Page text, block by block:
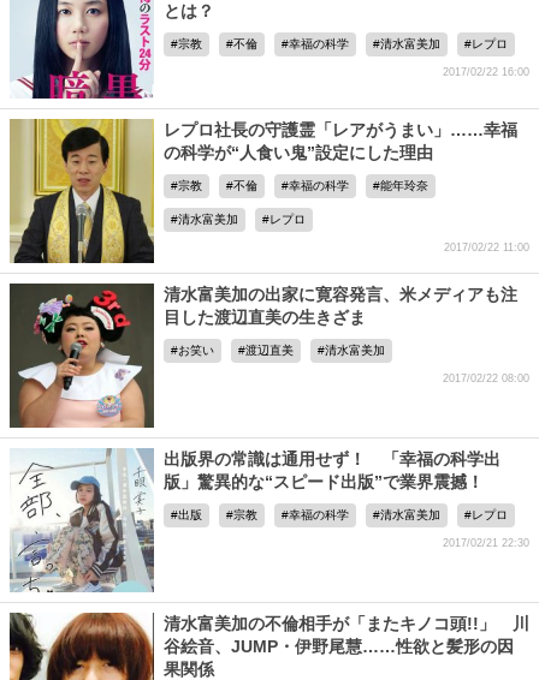
とは？
宗教 不倫 幸福の科学 清水富美加 レプロ
2017/02/22 16:00
レプロ社長の守護霊「レアがうまい」……幸福
の科学が“人食い鬼”設定にした理由
宗教 不倫 幸福の科学 能年玲奈
清水富美加 レプロ
2017/02/22 11:00
清水富美加の出家に寛容発言、米メディアも注
目した渡辺直美の生きざま
お笑い 渡辺直美 清水富美加
2017/02/22 08:00
出版界の常識は通用せず！ 「幸福の科学出
版」驚異的な“スピード出版”で業界震撼！
出版 宗教 幸福の科学 清水富美加 レプロ
2017/02/21 22:30
清水富美加の不倫相手が「またキノコ頭!!」 川
谷絵音、JUMP・伊野尾慧……性欲と髪形の因
果関係